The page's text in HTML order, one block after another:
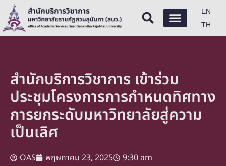
EN
TH
สำนักบริการวิชาการ เข้าร่วม
ประชุมโครงการการกำหนดทิศทาง
การยกระดับมหาวิทยาลัยสู่ความ
เป็นเลิศ
OAS พฤษภาคม 23, 2025
9:30 am